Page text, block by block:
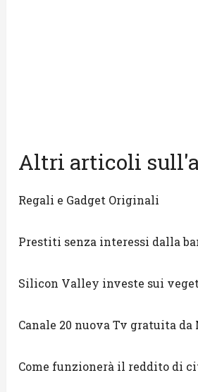
Altri articoli
Regali e Gadget Originali
Prestiti senza interessi dalla
Silicon Valley investe sui
Canale 20 nuova Tv gratuita da
Come funzionerà il reddito di